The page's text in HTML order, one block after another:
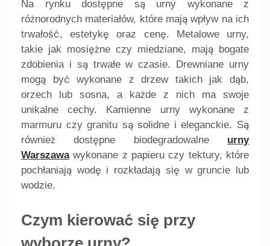
Na rynku dostępne są urny wykonane z
różnorodnych materiałów, które mają wpływ na ich
trwałość, estetykę oraz cenę. Metalowe urny,
takie jak mosiężne czy miedziane, mają bogate
zdobienia i są trwałe w czasie. Drewniane urny
mogą być wykonane z drzew takich jak dąb,
orzech lub sosna, a każde z nich ma swoje
unikalne cechy. Kamienne urny wykonane z
marmuru czy granitu są solidne i eleganckie. Są
również dostępne biodegradowalne
urny
Warszawa wykonane z papieru czy tektury, które
pochłaniają wodę i rozkładają się w gruncie lub
wodzie.
Czym kierować się przy